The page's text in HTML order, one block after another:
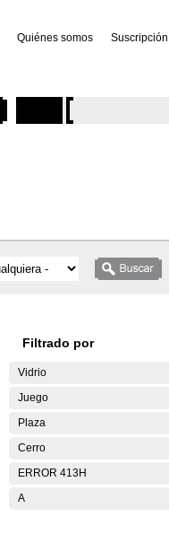
Quiénes somos Suscripción
Filtrado por
Vidrio
Juego
Plaza
Cerro
ERROR 413H
A